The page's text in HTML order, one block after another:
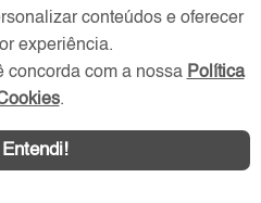
Novos
procura?
conteúdos e oferecer
experiência.
concorda com a nossa Política
.